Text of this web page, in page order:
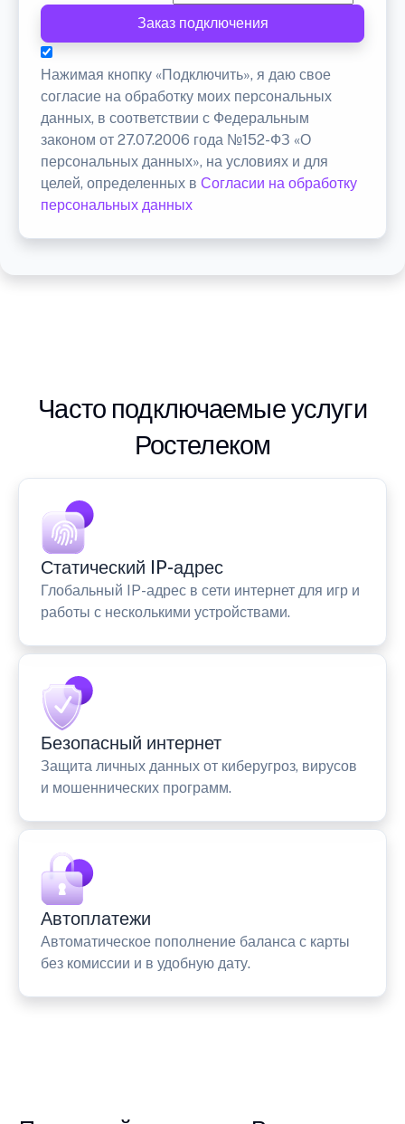
Заказ подключения
Нажимая кнопку «Подключить», я даю свое
согласие на обработку моих персональных
данных, в соответствии с Федеральным
законом от 27.07.2006 года №152-ФЗ «О
персональных данных», на условиях и для
целей, определенных в Согласии на обработку
персональных данных
Часто подключаемые услуги
Ростелеком
Статический IP-адрес
Глобальный IP-адрес в сети интернет для игр и
работы с несколькими устройствами.
Безопасный интернет
Защита личных данных от киберугроз, вирусов
и мошеннических программ.
Автоплатежи
Автоматическое пополнение баланса с карты
без комиссии и в удобную дату.